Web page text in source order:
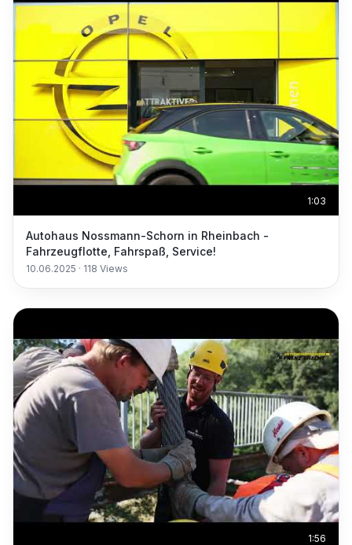
1:03
Autohaus Nossmann-Schorn in Rheinbach -
Fahrzeugflotte, Fahrspaß, Service!
10.06.2025 · 118 Views
1:56